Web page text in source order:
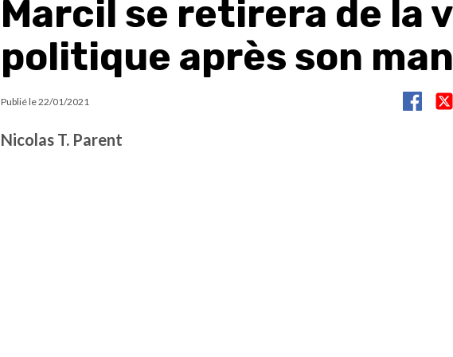
Marcil se retirera de la
politique après son
Publié le22/01/2021
Nicolas T. Parent